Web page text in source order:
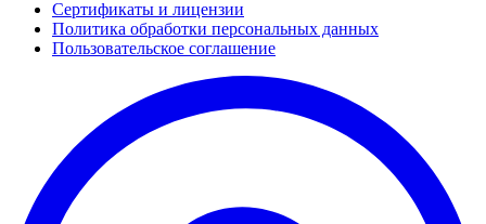
Сертификаты и лицензии
Политика обработки персональных данных
Пользовательское соглашение